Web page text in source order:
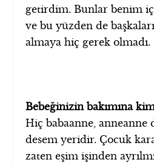
getirdim. Bunlar benim
ve bu yüzden de
almaya hiç gerek olmadı.
Bebeğinizin bakımına
Hiç babaanne, anneanne
desem yeridir. Çocuk
zaten eşim işinden